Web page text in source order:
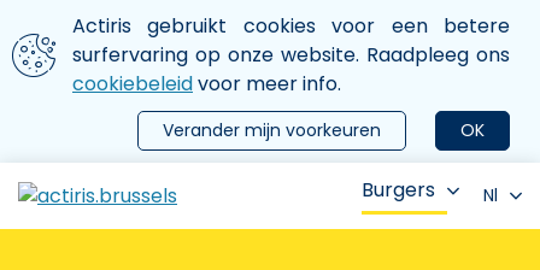
Aller au contenu principal
We gebruiken cookies
Actiris gebruikt cookies voor een betere
surfervaring op onze website. Raadpleeg ons
cookiebeleidvoor meer info.
OK
Verander mijn voorkeuren
le menu
Burgers Nl